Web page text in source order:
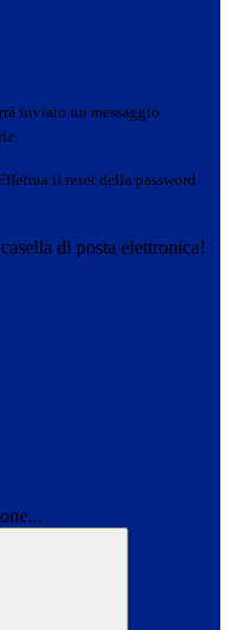
inviato un messaggio
il reset della password
di posta elettronica!